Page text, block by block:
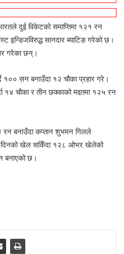
दुई विकेटको समाप्तिमा १२१ रन
इन्डिजविरुद्ध सानदार ब्याटिङ गरेको छ।
गरेका छन्।
सन बनाउँदा १२ चौका प्रहार गरे।
चौका र तीन छक्काको मद्दतमा १२५ रन
बनाउँदा कप्तान शुभमन गिलले
दिनको खेल सकिँदा १२८ ओभर खेलेको
बनाएको छ।